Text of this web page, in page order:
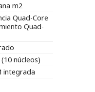
m2
Quad-Core
Quad-
núcleos)
integrada